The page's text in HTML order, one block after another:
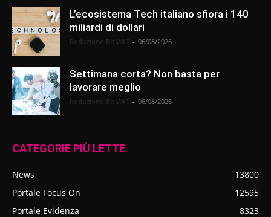
L’ecosistema Tech italiano sfiora i 140
miliardi di dollari
- 06/08/2026
Settimana corta? Non basta per
lavorare meglio
- 06/08/2026
CATEGORIE PIÙ LETTE
News
13800
Portale Focus On
12595
Portale Evidenza
8323